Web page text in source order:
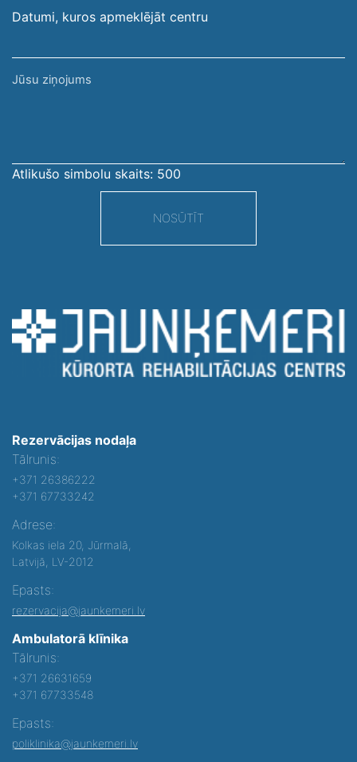
Datumi, kuros apmeklējāt centru
Jūsu
Atlikušo simbolu skaits: 500
NOSŪTĪT
Rezervācijas nodaļa
Tālrunis:
+371 26386222
+371 67733242
Adrese:
Kolkas iela 20, Jūrmalā,
Latvijā, LV-2012
Epasts:
rezervacija@jaunkemeri.lv
Ambulatorā klīnika
Tālrunis:
+371 26631659
+371 67733548
Epasts:
poliklinika@jaunkemeri.lv